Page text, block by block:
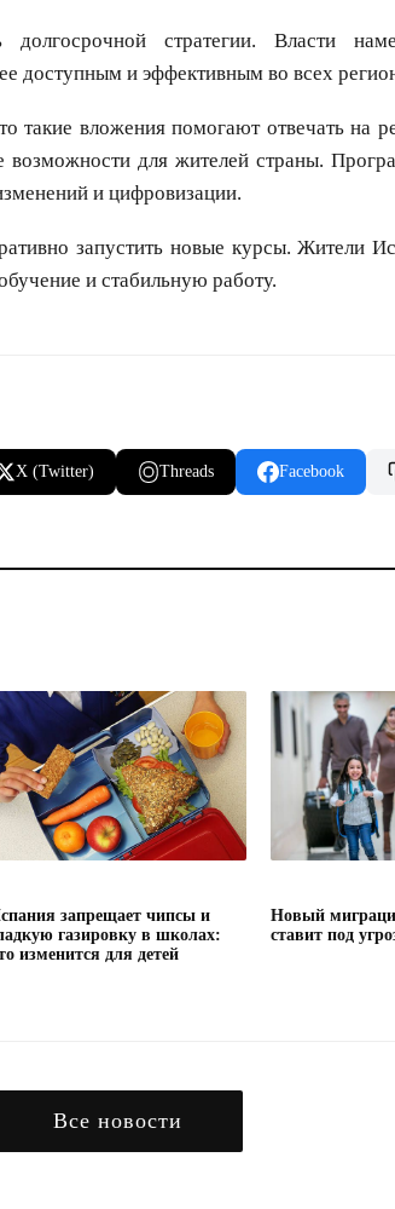
стратегии. Власти
доступным и эффективным во всех
такие вложения помогают отвечать на
возможности для жителей страны.
и цифровизации.
запустить новые курсы. Жители
и стабильную работу.
X (Twitter) Threads Facebook
запрещает чипсы и
газировку в школах:
изменится для детей
Новый
ставит под
Все новости